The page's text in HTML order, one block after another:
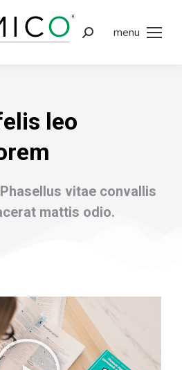
menu
leo
vitae convallis
mattis odio.